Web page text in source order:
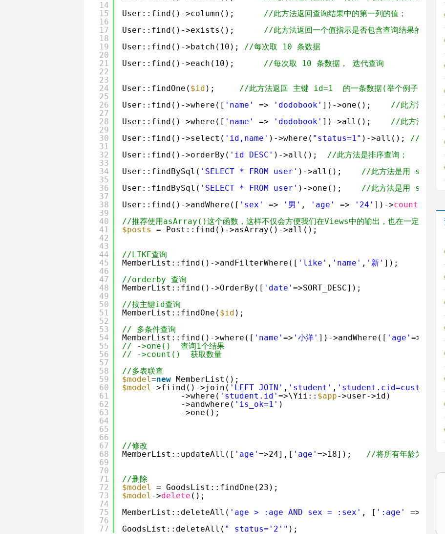
14
15
16
17
18
19
20
21
22
23
24
25
26
27
28
29
30
31
32
33
34
35
36
37
38
39
40
41
42
43
44
45
46
47
48
49
50
51
52
53
54
55
56
57
58
59
60
61
62
63
64
65
66
67
68
69
70
71
72
73
74
75
76
77
User::find()->column(); //此方法返回查询结果中的第一列的值；
User::find()->exists(); //此方法返回一个值指示是否包含查询结果的数据
User::find()->batch(10); //每次取 10 条数据
User::find()->each(10); //每次取 10 条数据， 迭代查询
User::findOne( $id ); //此方法返回 主键 id=1  的一条数据(举个例子)；
User::find()->where([ 'name' => 'dodobook' ])->one(); //此方法返
User::find()->where([ 'name' => 'dodobook' ])->all(); //此方法返
User::find()->select( 'id,name' )->where( "status=1" )->all(); //此方法
User::find()->orderBy( 'id DESC' )->all(); //此方法是排序查询；
User::findBySql( 'SELECT * FROM user' )->all(); //此方法是用 sql  语
User::findBySql( 'SELECT * FROM user' )->one(); //此方法是用 sql  语
User::find()->andWhere([ 'sex' => '男' , 'age' => '24' ])->count
//推荐使用asArray()这个函数，这样不仅会方便我们在Views中的输出，也在一定程度上
$posts
= Post::find()->asArray()->all();
//LIKE查询
MemberList::find()->andFilterWhere([ 'like' , 'name' , '新' ]);
//orderby 查询
MemberList::find()->OrderBy([ 'date' =>SORT_DESC]);
//按主键id查询
MemberList::findOne( $id );
// 多条件查询
MemberList::find()->where([ 'name' => '小洋' ])->andWhere([ 'age'
// ->one()  查询1个结果
// ->count()  获取数量
//多表联查
$model=new MemberList();
$model ->fiind()->join( 'LEFT JOIN' , 'student' ,
->where( 'student.id' =>\Yii:: $app->user->id)
->andwhere( 'is_ok=1' )
->one();
//修改
MemberList::updateAll([ 'age' =>24],[ 'age' =>18]); //将所有年龄为24的
//删除
$model
= GoodsList::findOne(23);
$model ->delete ();
MemberList::deleteAll( 'age > :age AND sex = :sex' , [ ':age' => 20,
GoodsList::deleteAll( " status='2'" );